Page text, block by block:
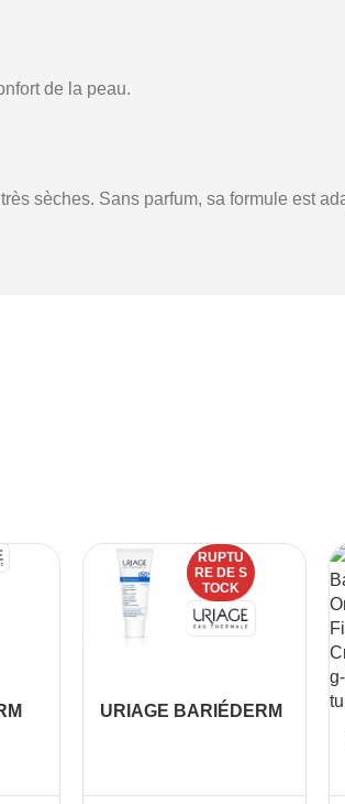
de la peau.
sèches. Sans parfum, sa formule est
RUPTU
RE DE S
TOCK
URIAGE BARIÉDERM